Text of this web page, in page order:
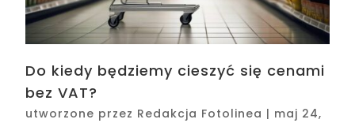
Do kiedy będziemy cieszyć się cenami
bez VAT?
utworzone przez Redakcja Fotolinea | maj 24,